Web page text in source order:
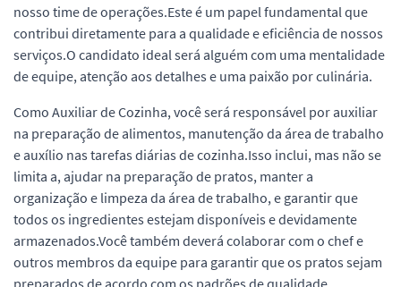
nosso time de operações.Este é um papel fundamental que
contribui diretamente para a qualidade e eficiência de nossos
serviços.O candidato ideal será alguém com uma mentalidade
de equipe, atenção aos detalhes e uma paixão por culinária.
Como Auxiliar de Cozinha, você será responsável por auxiliar
na preparação de alimentos, manutenção da área de trabalho
e auxílio nas tarefas diárias de cozinha.Isso inclui, mas não se
limita a, ajudar na preparação de pratos, manter a
organização e limpeza da área de trabalho, e garantir que
todos os ingredientes estejam disponíveis e devidamente
armazenados.Você também deverá colaborar com o chef e
outros membros da equipe para garantir que os pratos sejam
preparados de acordo com os padrões de qualidade